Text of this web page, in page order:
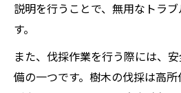
説明を行うことで、無用なトラ
す。
また、伐採作業を行う際には、
備の一つです。樹木の伐採は高